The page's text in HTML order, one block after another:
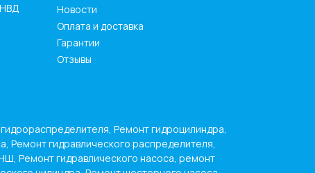
Новости
Оплата и доставка
Гарантии
Отзывы
Ремонт гидроцилиндра,
Ремонт гидравлического распределителя,
Ремонт гидравлического насоса, ремонт